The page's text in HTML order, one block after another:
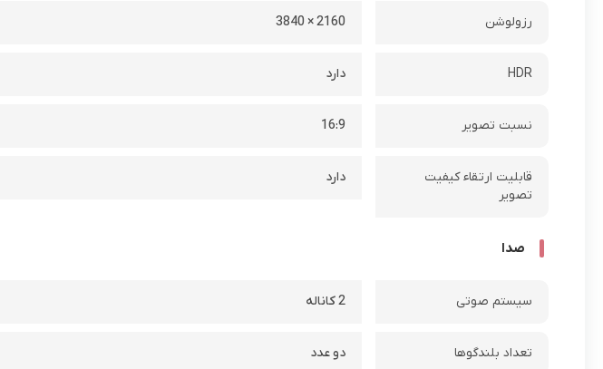
رزولوشن 2160 × 3840
HDR دارد
نسبت تصویر 16:9
قابلیت ارتقاء کیفیت
تصویر
دارد
صدا
سیستم صوتی 2 کاناله
تعداد بلندگوها دو عدد